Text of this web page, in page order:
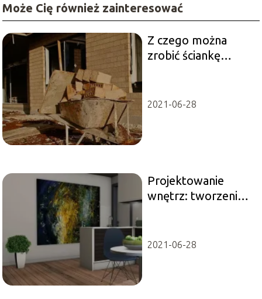
Może Cię również zainteresować
Z czego można
zrobić ściankę
2021-06-28
Projektowanie
wnętrz: tworzenie
2021-06-28